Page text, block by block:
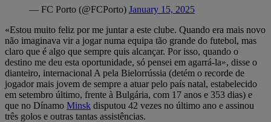
— FC Porto (@FCPorto) January 15, 2025
«Estou muito feliz por me juntar a este clube. Quando era mais novo
não imaginava vir a jogar numa equipa tão grande do futebol, mas
claro que é algo que sempre quis alcançar. Por isso, quando o
destino me deu esta oportunidade, só pensei em agarrá-la», disse o
dianteiro, internacional A pela Bielorrússia (detém o recorde de
jogador mais jovem de sempre a atuar pelo país natal, estabelecido
em setembro último, frente à Bulgária, com 17 anos e 353 dias) e
que no Dínamo Minsk disputou 42 vezes no último ano e assinou
três golos e outras tantas assistências.